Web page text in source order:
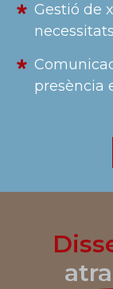
Gestió de
presència